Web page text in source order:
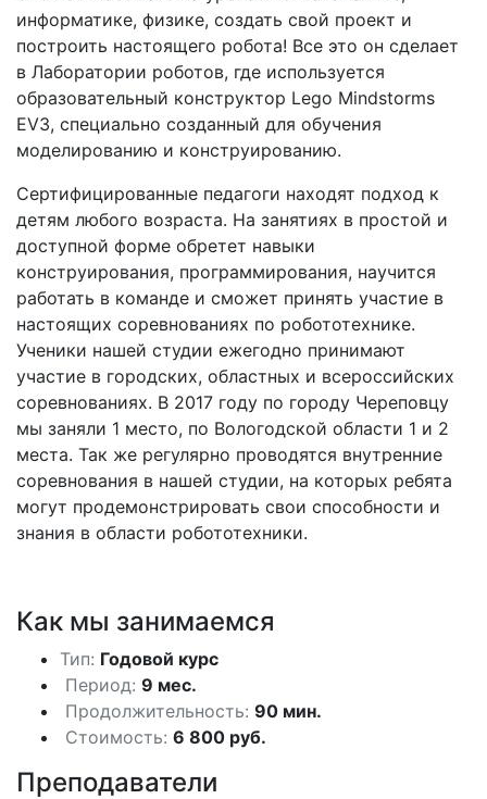
информатике, физике, создать свой проект и
построить настоящего робота! Все это он сделает
в Лаборатории роботов, где используется
образовательный конструктор Lego Mindstorms
EV3, специально созданный для обучения
моделированию и конструированию.
Сертифицированные педагоги находят подход к
детям любого возраста. На занятиях в простой и
доступной форме обретет навыки
конструирования, программирования, научится
работать в команде и сможет принять участие в
настоящих соревнованиях по робототехнике.
Ученики нашей студии ежегодно принимают
участие в городских, областных и всероссийских
соревнованиях. В 2017 году по городу Череповцу
мы заняли 1 место, по Вологодской области 1 и 2
места. Так же регулярно проводятся внутренние
соревнования в нашей студии, на которых ребята
могут продемонстрировать свои способности и
знания в области робототехники.
Как мы занимаемся
Тип: Годовой курс
Период: 9 мес.
Продолжительность: 90 мин.
Стоимость: 6 800 руб.
Преподаватели